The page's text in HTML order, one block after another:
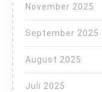
November 2025
September 2025
August 2025
Juli 2025